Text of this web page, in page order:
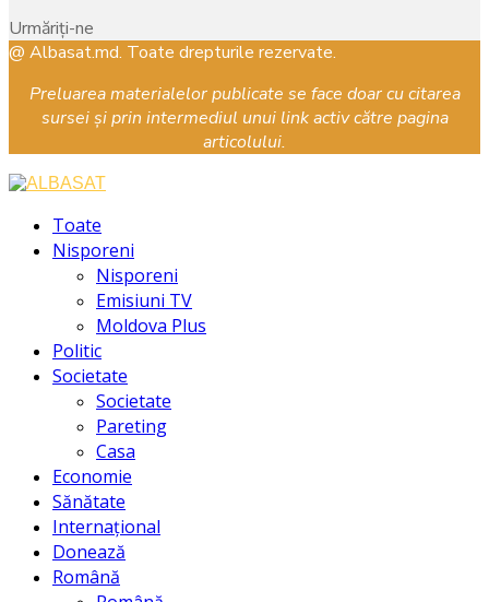
Urmăriți-ne
Facebook
Instagram
Youtube
@ Albasat.md. Toate drepturile rezervate.
Preluarea materialelor publicate se face doar cu citarea
sursei și prin intermediul unui link activ către pagina
articolului.
Toate
Nisporeni
Nisporeni
Emisiuni TV
Moldova Plus
Politic
Societate
Societate
Pareting
Casa
Economie
Sănătate
Internațional
Donează
Română